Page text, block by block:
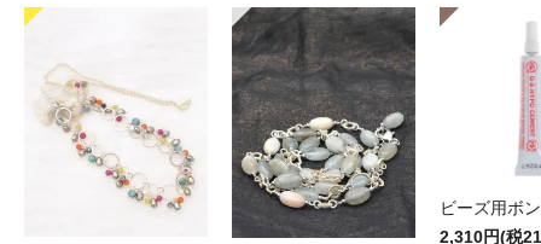
ビーズ用ボ
2,310円(税